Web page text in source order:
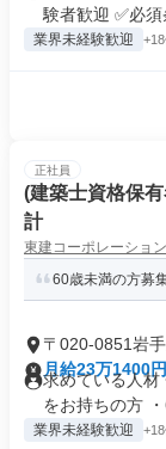
験者歓迎 ✅必須
業界未経験歓迎
正社員
(建築士資格保
計
東建コーポレーショ
60歳未満の方募
〒020-0851岩
月給23万1400
求めている人
をお持ちの方 ・
業界未経験歓迎